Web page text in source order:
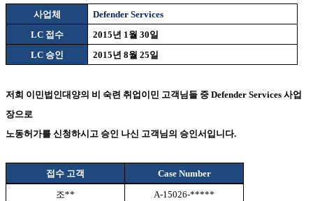
사업체
Defender Services
LC 접수 2015년 1 월30일
LC 승인 2015년 8월25일
저희 이민법인대양의 비 숙련 취업이민 고객님들 중 Defender Services 사업
장으로
노동허가를 신청하시고 승인 나신 고객님의 승인서입니다.
접수 고객
Case Number
조** A-15026-*****